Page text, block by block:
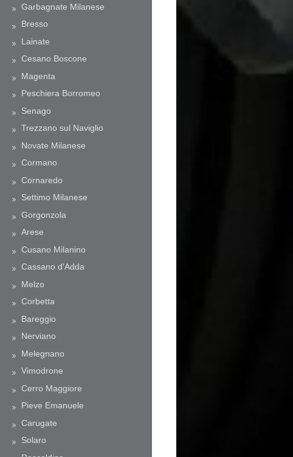
Garbagnate Milanese
Bresso
Lainate
Cesano Boscone
Magenta
Peschiera Borromeo
Senago
Trezzano sul Naviglio
Novate Milanese
Cormano
Cornaredo
Settimo Milanese
Gorgonzola
Arese
Cusano Milanino
Cassano d'Adda
Melzo
Corbetta
Bareggio
Nerviano
Melegnano
Vimodrone
Cerro Maggiore
Pieve Emanuele
Carugate
Solaro